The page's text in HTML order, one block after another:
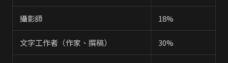
攝影師 18%
文字工作者（作家、撰稿） 30%